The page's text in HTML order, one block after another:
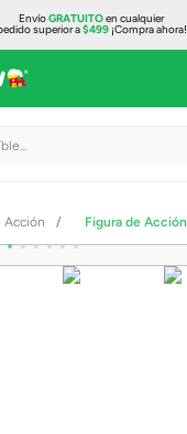
EnvíoGRATUITOen cualquier
superior a$499¡Compra ahora!
Acción